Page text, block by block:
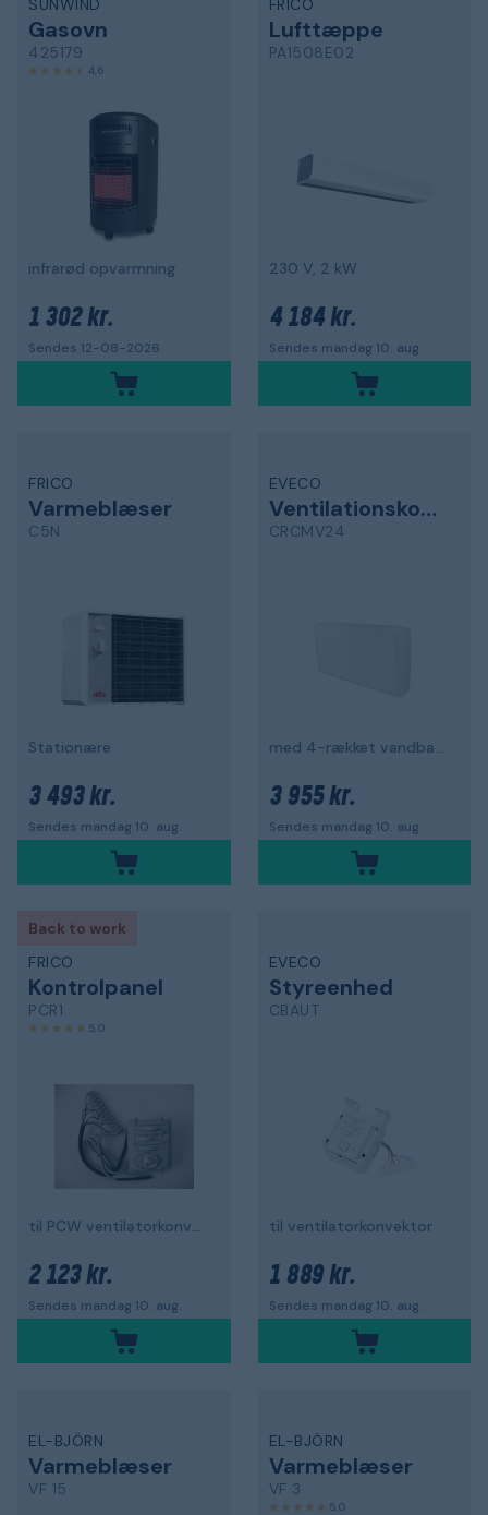
SUNWIND
Gasovn
425179
4,6
infrarød opvarmning
1 302 kr.
Sendes 12-08-2026
FRICO
Lufttæppe
PA1508E02
230 V, 2 kW
4 184 kr.
Sendes mandag 10. aug.
FRICO
Varmeblæser
C5N
Stationære
3 493 kr.
Sendes mandag 10. aug.
EVECO
Ventilationskonvektor
CRCMV24
med 4-rækket vandbatteri
3 955 kr.
Sendes mandag 10. aug.
Back to work
FRICO
Kontrolpanel
PCR1
5,0
til PCW ventilatorkonvektor
2 123 kr.
Sendes mandag 10. aug.
EVECO
Styreenhed
CBAUT
til ventilatorkonvektor
1 889 kr.
Sendes mandag 10. aug.
EL-BJÖRN
Varmeblæser
VF 15
EL-BJÖRN
Varmeblæser
VF 3
5,0